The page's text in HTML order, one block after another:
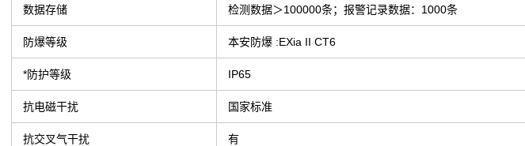
数据存储 检测数据＞100000条；报警记录数据：1000条
防爆等级 本安防爆 :EXia II CT6
*防护等级 IP65
抗电磁干扰 国家标准
抗交叉气干扰 有